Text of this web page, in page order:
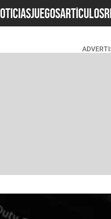
JUEGOSARTÍCULOS